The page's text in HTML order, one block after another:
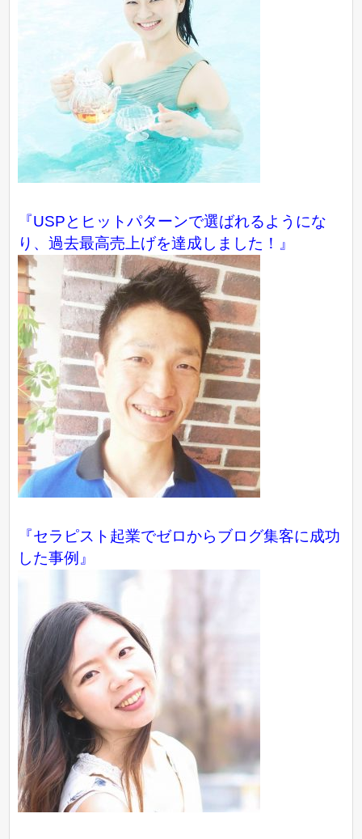
『USPとヒットパターンで選ばれるようにな
り、過去最高売上げを達成しました！』
『セラピスト起業でゼロからブログ集客に成功
した事例 』